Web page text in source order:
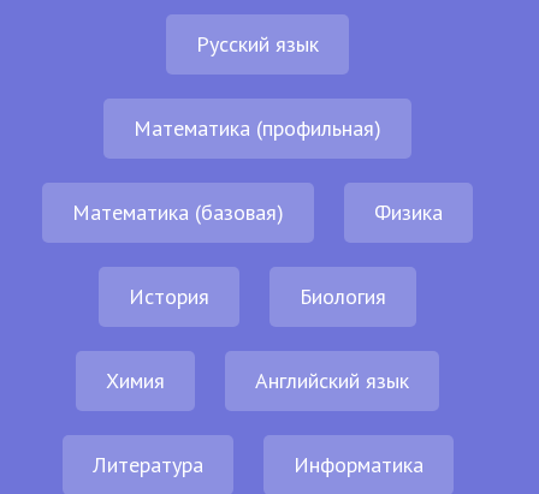
Русский язык
Математика (профильная)
Математика (базовая) Физика
История Биология
Химия Английский язык
Литература Информатика